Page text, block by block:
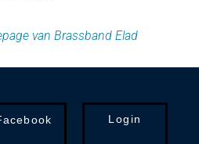
van Brassband Elad
Login